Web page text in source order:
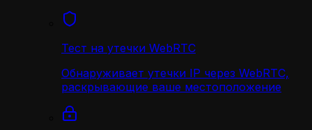
Тест на утечки WebRTC
Обнаруживает утечки IP через WebRTC,
раскрывающие ваше местоположение